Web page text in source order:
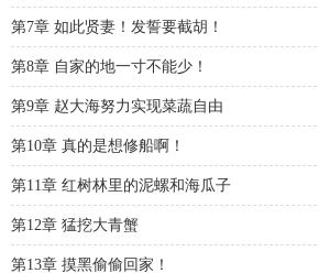
第7章 如此贤妻！发誓要截胡！
第8章 自家的地一寸不能少！
第9章 赵大海努力实现菜蔬自由
第10章 真的是想修船啊！
第11章 红树林里的泥螺和海瓜子
第12章 猛挖大青蟹
第13章 摸黑偷偷回家！